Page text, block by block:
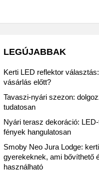
LEGÚJABBAK
Kerti LED reflektor
vásárlás előtt?
Tavaszi-nyári szezon:
tudatosan
Nyári terasz dekoráció:
fények hangulatosan
Smoby Neo Jura Lodge:
gyerekeknek, ami bővíthető
használható